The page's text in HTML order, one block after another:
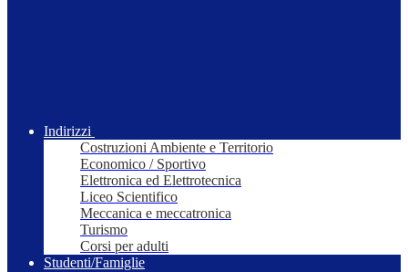
Indirizzi
Costruzioni Ambiente e Territorio
Economico / Sportivo
Elettronica ed Elettrotecnica
Liceo Scientifico
Meccanica e meccatronica
Turismo
Corsi per adulti
Studenti/Famiglie